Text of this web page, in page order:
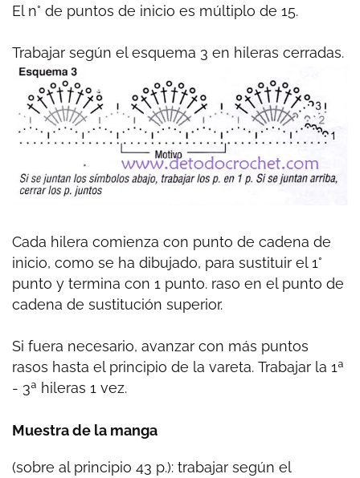
El n° de puntos de inicio es múltiplo de 15.
Trabajar según el esquema 3 en hileras cerradas.
Cada hilera comienza con punto de cadena de
inicio, como se ha dibujado, para sustituir el 1°
punto y termina con 1 punto. raso en el punto de
cadena de sustitución superior.
Si fuera necesario, avanzar con más puntos
rasos hasta el principio de la vareta. Trabajar la 1ª
- 3ª hileras 1 vez.
Muestra de la manga
(sobre al principio 43 p.): trabajar según el